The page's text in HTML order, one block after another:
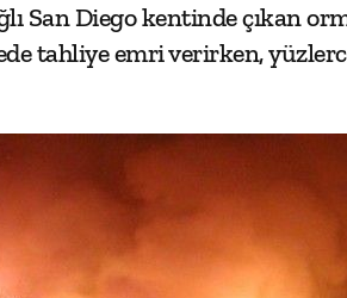
San Diego kentinde çıkan
tahliye emri verirken,